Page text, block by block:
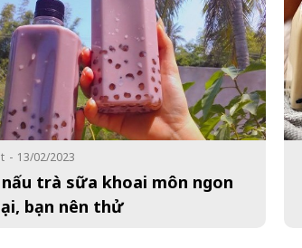
- 13/02/2023
nấu trà sữa khoai môn ngon
bạn nên thử